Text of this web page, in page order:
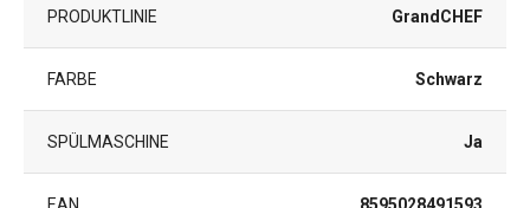
PRODUKTLINIE GrandCHEF
FARBE Schwarz
SPÜLMASCHINE Ja